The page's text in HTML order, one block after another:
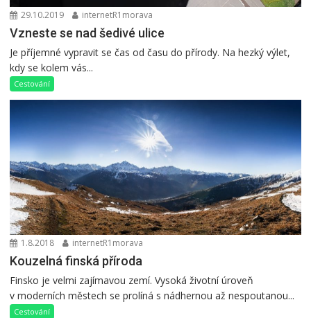
29.10.2019 internetR1morava
Vzneste se nad šedivé ulice
Je příjemné vypravit se čas od času do přírody. Na hezký výlet,
kdy se kolem vás...
Cestování
1.8.2018 internetR1morava
Kouzelná finská příroda
Finsko je velmi zajímavou zemí. Vysoká životní úroveň
v moderních městech se prolíná s nádhernou až nespoutanou...
Cestování